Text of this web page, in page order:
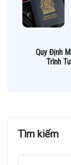
Quy Định
Trình
Tìm kiếm